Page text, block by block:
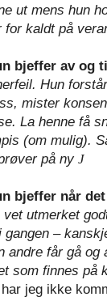
ut mens hun
for kaldt på
bjeffer av og
Hun
mister
La henne få
(om mulig).
på ny J
bjeffer når
vet utmerket
gangen –
andre får gå og
som finnes på
jeg ikke